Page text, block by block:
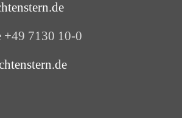
+49 7130 10-0